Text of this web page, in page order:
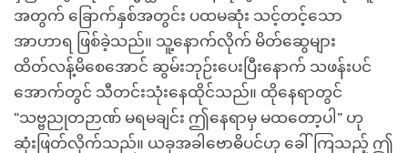
အတွက် ခြောက်နှစ်အတွင်း ပထမဆုံး သင့်တင့်သော
အာဟာရ ဖြစ်ခဲ့သည်။ သူ့နောက်လိုက် မိတ်ဆွေများ
ထိတ်လန့်မိစေအောင် ဆွမ်းဘုဉ်းပေးပြီးနောက် သဖန်းပင်
အောက်တွင် သီတင်းသုံးနေထိုင်သည်။ ထိုနေရာတွင်
“သဗ္ဗညုတဉာဏ် မရမချင်း ဤနေရာမှ မထတော့ပါ” ဟု
ဆုံးဖြတ်လိုက်သည်။ ယခုအခါဗောဓိပင်ဟု ခေါ်ကြသည့် ဤ